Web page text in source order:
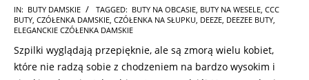
2025-
07-
IN: BUTY DAMSKIE TAGGED: BUTY NA OBCASIE BUTY NA WESELE CCC
BUTY CZÓŁENKA DAMSKIE CZÓŁENKA NA SŁUPKU DEEZE DEEZEE BUTY
ELEGANCKIE CZÓŁENKA DAMSKIE
Szpilki wyglądają przepięknie, ale są zmorą wielu kobiet,
które nie radzą sobie z chodzeniem na bardzo wysokim i